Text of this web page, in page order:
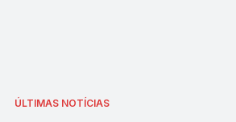
ÚLTIMAS NOTÍCIAS